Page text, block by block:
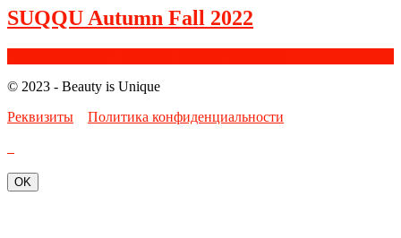
SUQQU Autumn Fall 2022
© 2023 - Beauty is Unique
Реквизиты
Политика конфиденциальности
OK